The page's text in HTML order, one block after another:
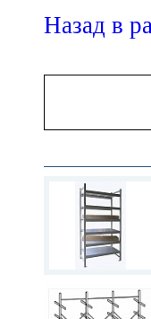
Назад в